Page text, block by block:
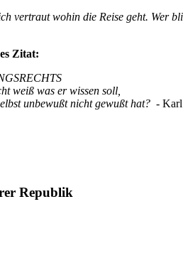
vertraut wohin die Reise geht. Wer
Zitat:
weiß was er wissen soll,
unbewußt nicht gewußt hat? -
Republik